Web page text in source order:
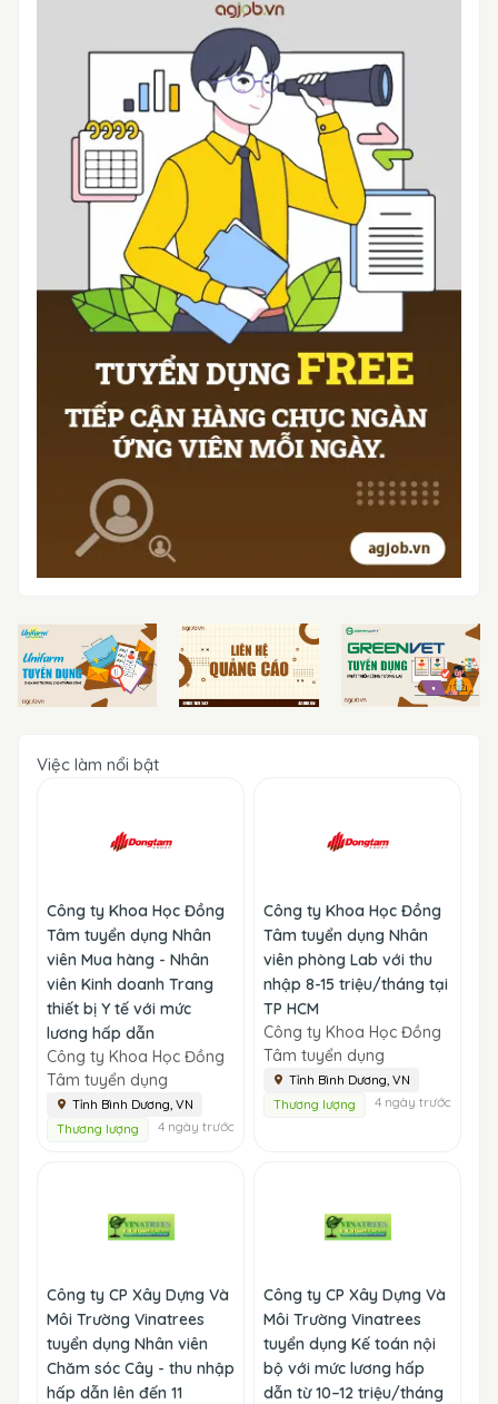
Việc làm nổi bật
Công ty Khoa Học Đồng
Tâm tuyển dụng Nhân
viên Mua hàng - Nhân
viên Kinh doanh Trang
thiết bị Y tế với mức
lương hấp dẫn
Công ty Khoa Học Đồng
Tâm tuyển dụng
Tỉnh Bình Dương, VN
Thương lượng
4 ngày trước
Công ty Khoa Học Đồng
Tâm tuyển dụng Nhân
viên phòng Lab với thu
nhập 8-15 triệu/tháng tại
TP HCM
Công ty Khoa Học Đồng
Tâm tuyển dụng
Tỉnh Bình Dương, VN
Thương lượng
4 ngày trước
Công ty CP Xây Dựng Và
Môi Trường Vinatrees
tuyển dụng Nhân viên
Chăm sóc Cây - thu nhập
hấp dẫn lên đến 11
Công ty CP Xây Dựng Và
Môi Trường Vinatrees
tuyển dụng Kế toán nội
bộ với mức lương hấp
dẫn từ 10–12 triệu/tháng